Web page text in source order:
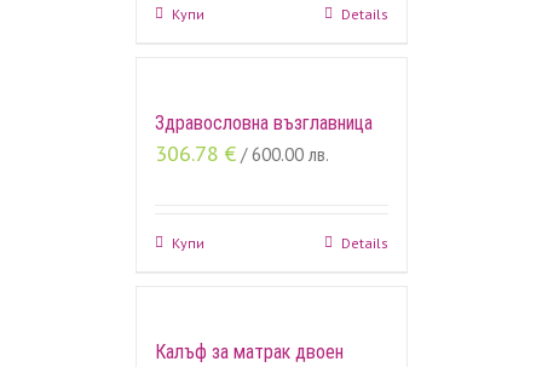
Купи Details
Здравословна възглавница
306.78 € / 600.00 лв.
Купи Details
Калъф за матрак двоен